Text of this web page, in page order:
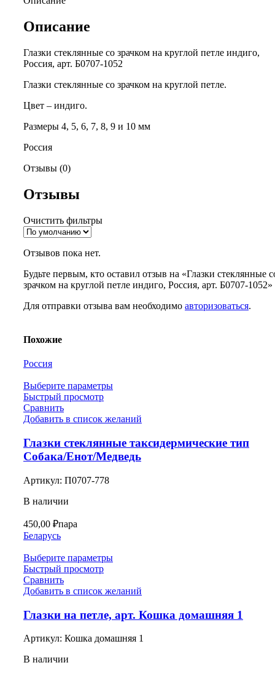
Описание
Глазки стеклянные со зрачком на круглой петле индиго,
Россия, арт. Б0707-1052
Глазки стеклянные со зрачком на круглой петле.
Цвет – индиго.
Размеры 4, 5, 6, 7, 8, 9 и 10 мм
Россия
Отзывы (0)
Отзывы
Очистить фильтры
Отзывов пока нет.
Будьте первым, кто оставил отзыв на «Глазки стеклянные
зрачком на круглой петле индиго, Россия, арт. Б0707-1052»
Для отправки отзыва вам необходимо авторизоваться.
Похожие
Россия
Выберите параметры
Быстрый просмотр
Сравнить
Добавить в список желаний
Глазки стеклянные таксидермические тип
Собака/Енот/Медведь
Артикул: П0707-778
В наличии
450,00 ₽пара
Беларусь
Выберите параметры
Быстрый просмотр
Сравнить
Добавить в список желаний
Глазки на петле, арт. Кошка домашняя 1
Артикул: Кошка домашняя 1
В наличии